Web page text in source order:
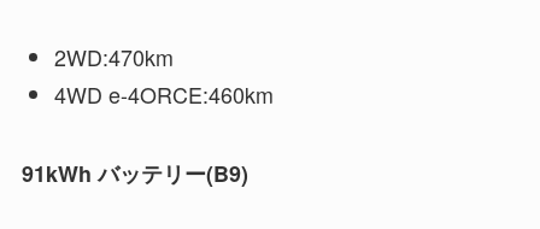
2WD:470km
4WD e-4ORCE:460km
91kWh バッテリー(B9)